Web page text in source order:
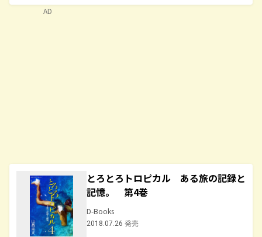
とろとろトロピカル ある旅の記録と
記憶。 第4巻
D-Books
2018.07.26 発売
AD